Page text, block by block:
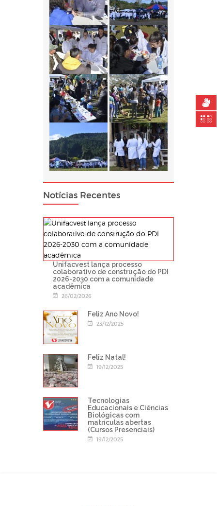
Notícias Recentes
Unifacvest lança processo
colaborativo de construção do PDI
2026-2030 com a comunidade
acadêmica
26/02/2026
Feliz Ano Novo!
23/12/2025
Feliz Natal!
19/12/2025
Tecnologias
Educacionais e Ciências
Biológicas com
matrículas abertas
(Cursos Presenciais)
19/12/2025